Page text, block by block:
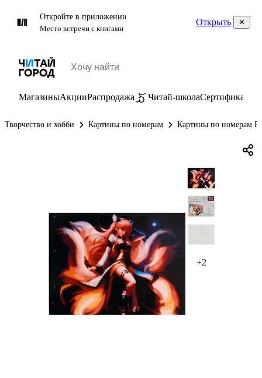
Откройте в приложении
Место встречи с книгами
Открыть
МагазиныАкцииРаспродажа Читай-школаСертификаты
Творчество и хобби Картины по номерам Картины по номерам
+2